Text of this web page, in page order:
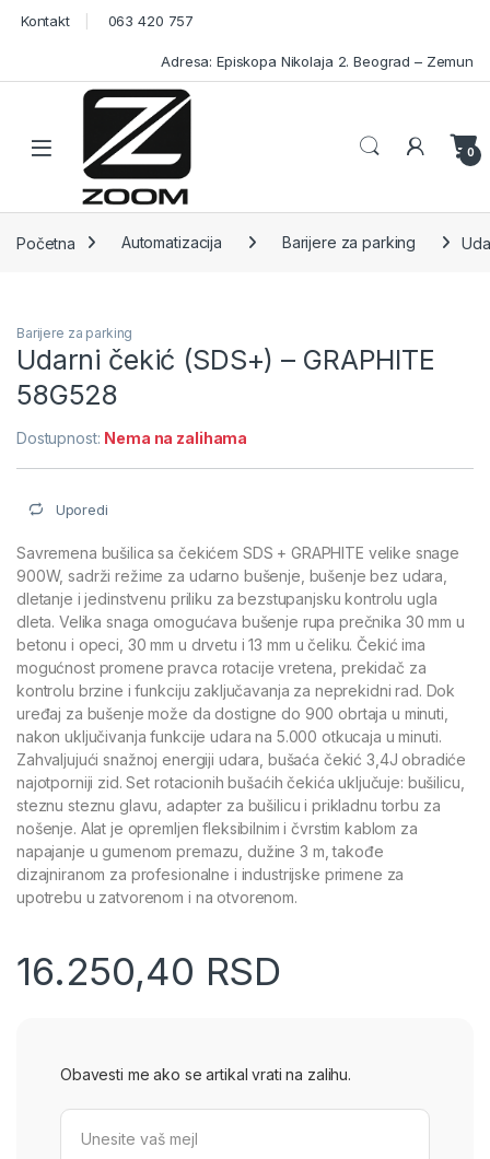
Skip to navigation
Skip to content
Kontakt 063 420 757
Adresa: Episkopa Nikolaja 2. Beograd – Zemun
Open 0
Početna Automatizacija Barijere za parking
Barijere za parking
Udarni čekić (SDS+) – GRAPHITE
58G528
Dostupnost: Nema na zalihama
Uporedi
Savremena bušilica sa čekićem SDS + GRAPHITE velike snage
900W, sadrži režime za udarno bušenje, bušenje bez udara,
dletanje i jedinstvenu priliku za bezstupanjsku kontrolu ugla
dleta. Velika snaga omogućava bušenje rupa prečnika 30 mm u
betonu i opeci, 30 mm u drvetu i 13 mm u čeliku. Čekić ima
mogućnost promene pravca rotacije vretena, prekidač za
kontrolu brzine i funkciju zaključavanja za neprekidni rad. Dok
uređaj za bušenje može da dostigne do 900 obrtaja u minuti,
nakon uključivanja funkcije udara na 5.000 otkucaja u minuti.
Zahvaljujući snažnoj energiji udara, bušaća čekić 3,4J obradiće
najotporniji zid. Set rotacionih bušaćih čekića uključuje: bušilicu,
steznu steznu glavu, adapter za bušilicu i prikladnu torbu za
nošenje. Alat je opremljen fleksibilnim i čvrstim kablom za
napajanje u gumenom premazu, dužine 3 m, takođe
dizajniranom za profesionalne i industrijske primene za
upotrebu u zatvorenom i na otvorenom.
16.250,40 RSD
Obavesti me ako se artikal vrati na zalihu.